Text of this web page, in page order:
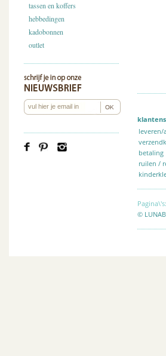
tassen en koffers
hebbedingen
kadobonnen
outlet
leveren/
betaling
ruilen /
Pagina\'s:
©